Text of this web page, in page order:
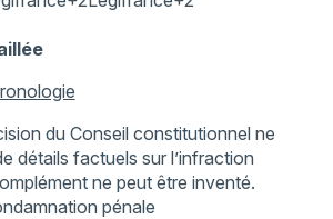
du Conseil constitutionnel ne
détails factuels sur l’infraction
ne peut être inventé.
pénale